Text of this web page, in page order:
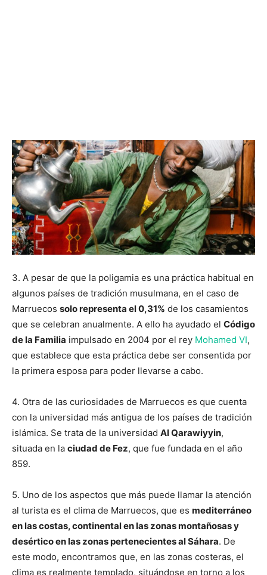
3. A pesar de que la poligamia es una práctica habitual en
algunos países de tradición musulmana, en el caso de
Marruecos solo representa el 0,31% de los casamientos
que se celebran anualmente. A ello ha ayudado el Código
de la Familia impulsado en 2004 por el rey Mohamed VI,
que establece que esta práctica debe ser consentida por
la primera esposa para poder llevarse a cabo.
4. Otra de las curiosidades de Marruecos es que cuenta
con la universidad más antigua de los países de tradición
islámica. Se trata de la universidad Al Qarawiyyin,
situada en la ciudad de Fez, que fue fundada en el año
859.
5. Uno de los aspectos que más puede llamar la atención
al turista es el clima de Marruecos, que es mediterráneo
en las costas, continental en las zonas montañosas y
desértico en las zonas pertenecientes al Sáhara. De
este modo, encontramos que, en las zonas costeras, el
clima es realmente templado, situándose en torno a los